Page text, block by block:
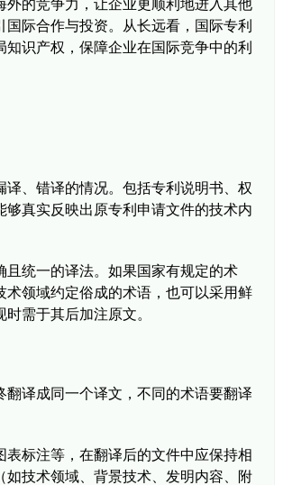
的竞争力，让企业更顺利地进入其他
际合作与投资。从长远看，国际专利
识产权，保障企业在国际竞争中的利
、错译的情况。包括专利说明书、权
真实反映出原专利申请文件的技术内
统一的译法。如果国家有规定的术
领域约定俗成的术语，也可以采用鲜
需于其后加注原文。
译成同一个译文，不同的术语要翻译
标注等，在翻译后的文件中应保持相
技术领域、背景技术、发明内容、附